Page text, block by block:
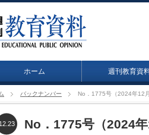
ホーム 週刊教育資
バックナンバー No．1775号（2024年12
No．1775号（2024
12.23